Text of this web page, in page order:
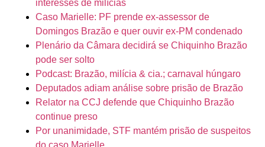
interesses de milícias
Caso Marielle: PF prende ex-assessor de
Domingos Brazão e quer ouvir ex-PM condenado
Plenário da Câmara decidirá se Chiquinho Brazão
pode ser solto
Podcast: Brazão, milícia & cia.; carnaval húngaro
Deputados adiam análise sobre prisão de Brazão
Relator na CCJ defende que Chiquinho Brazão
continue preso
Por unanimidade, STF mantém prisão de suspeitos